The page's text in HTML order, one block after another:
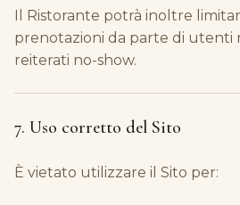
Il Ristorante potrà inoltre
prenotazioni da parte di utenti
reiterati no-show.
7. Uso corretto del Sito
È vietato utilizzare il Sito per: